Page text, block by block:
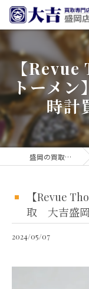
【
トーメ
時計
盛岡の買取なら買取大吉 盛岡店
【Revue
取 大吉盛
2024/05/07